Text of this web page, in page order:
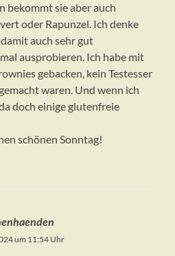
bekommt sie aber auch
oder Rapunzel. Ich denke
auch sehr gut
ausprobieren. Ich habe mit
gebacken, kein Testesser
waren. Und wenn ich
doch einige glutenfreie
schönen Sonntag!
um 11:54 Uhr